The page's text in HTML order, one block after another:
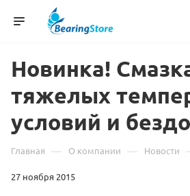
Новинка!
тяжелых
условий и
Главная — О компании — Новости
27 ноября 2015